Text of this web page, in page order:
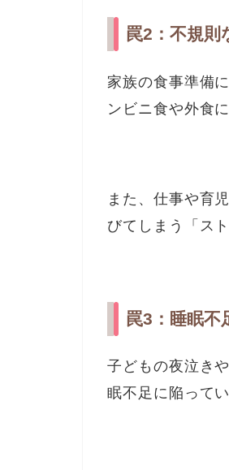
罠2：不規則
家族の食事準備
ンビニ食や外食
また、仕事や育
びてしまう「ス
罠3：睡眠
子どもの夜泣き
眠不足に陥って